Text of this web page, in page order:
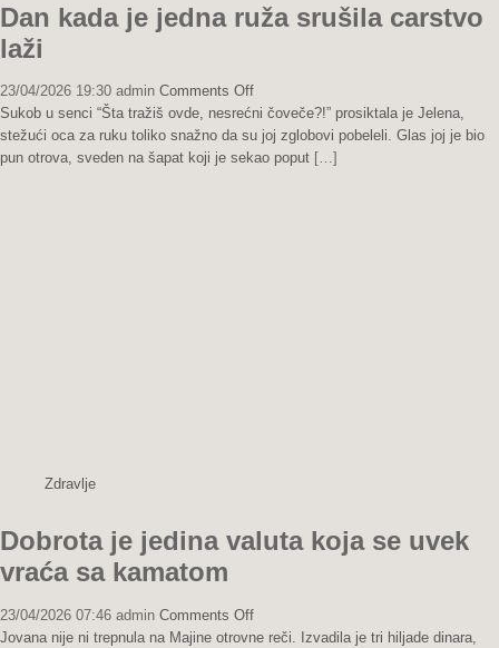
Dan kada je jedna ruža srušila carstvo
laži
23/04/2026 19:30 admin Comments Offon
Dan
kada
je
Sukob u senci “Šta tražiš ovde, nesrećni čoveče?!” prosiktala je Jelena,
stežući oca za ruku toliko snažno da su joj zglobovi pobeleli. Glas joj je bio
pun otrova, sveden na šapat koji je sekao poput […]
Zdravlje
Dobrota je jedina valuta koja se uvek
vraća sa kamatom
23/04/2026 07:46 admin Comments Offon
Dobrota
Jovana nije ni trepnula na Majine otrovne reči. Izvadila je tri hiljade dinara,